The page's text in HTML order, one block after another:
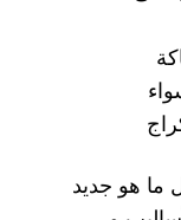
ما هو جديد